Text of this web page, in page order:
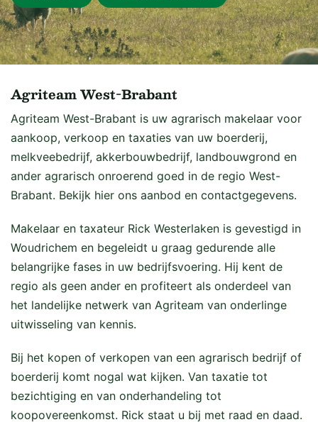
Agriteam West-Brabant
Agriteam West-Brabant is uw agrarisch makelaar voor
aankoop, verkoop en taxaties van uw boerderij,
melkveebedrijf, akkerbouwbedrijf, landbouwgrond en
ander agrarisch onroerend goed in de regio West-
Brabant. Bekijk hier ons aanbod en contactgegevens.
Makelaar en taxateur Rick Westerlaken is gevestigd in
Woudrichem en begeleidt u graag gedurende alle
belangrijke fases in uw bedrijfsvoering. Hij kent de
regio als geen ander en profiteert als onderdeel van
het landelijke netwerk van Agriteam van onderlinge
uitwisseling van kennis.
Bij het kopen of verkopen van een agrarisch bedrijf of
boerderij komt nogal wat kijken. Van taxatie tot
bezichtiging en van onderhandeling tot
koopovereenkomst. Rick staat u bij met raad en daad.